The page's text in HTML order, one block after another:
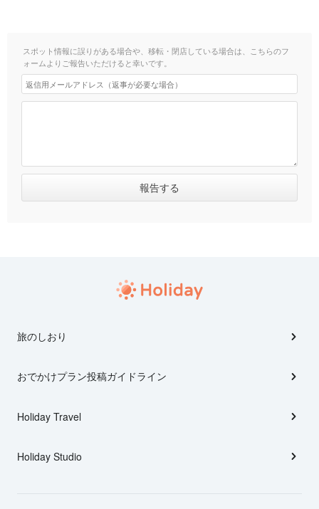
スポット情報に誤りがある場合や、移転・閉店している場合は、こちらのフ
ォームよりご報告いただけると幸いです。
旅のしおり
おでかけプラン投稿ガイドライン
Holiday Travel
Holiday Studio